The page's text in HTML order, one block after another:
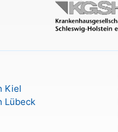
Kiel
Lübeck